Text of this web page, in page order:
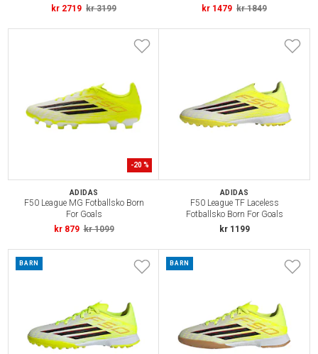
kr 2719 kr 3199
kr 1479 kr 1849
-20 %
ADIDAS
F50 League MG Fotballsko Born
For Goals
kr 879 kr 1099
ADIDAS
F50 League TF Laceless
Fotballsko Born For Goals
kr 1199
BARN BARN